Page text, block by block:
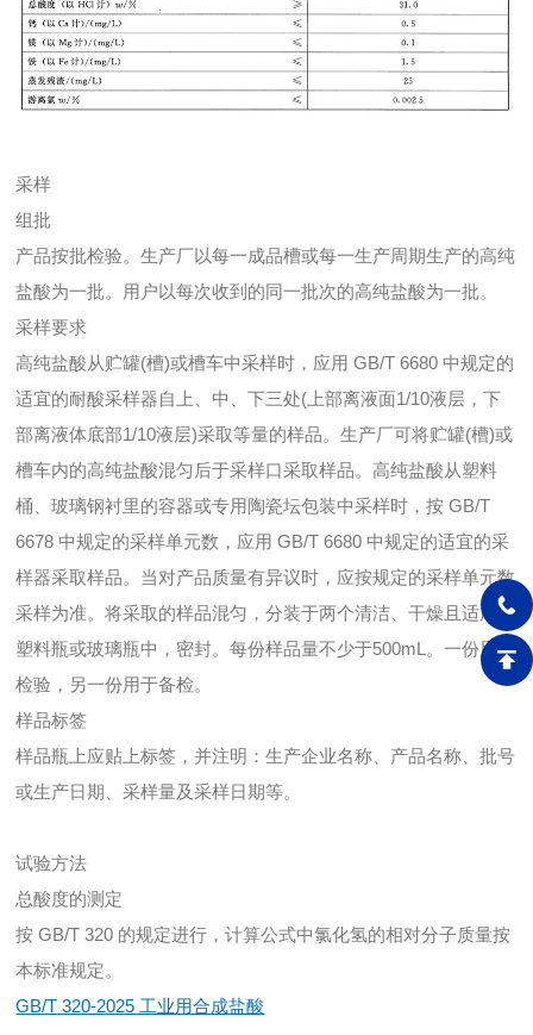
采样
组批
产品按批检验。生产厂以每一成品槽或每一生产周期生产的高纯
盐酸为一批。用户以每次收到的同一批次的高纯盐酸为一批。
采样要求
高纯盐酸从贮罐(槽)或槽车中采样时，应用 GB/T 6680 中规定的
适宜的耐酸采样器自上、中、下三处(上部离液面1/10液层，下
部离液体底部1/10液层)采取等量的样品。生产厂可将贮罐(槽)或
槽车内的高纯盐酸混匀后于采样口采取样品。高纯盐酸从塑料
桶、玻璃钢衬里的容器或专用陶瓷坛包装中采样时，按 GB/T
6678 中规定的采样单元数，应用 GB/T 6680 中规定的适宜的采
样器采取样品。当对产品质量有异议时，应按规定的采样单元数
采样为准。将采取的样品混匀，分装于两个清洁、干燥且适用的
塑料瓶或玻璃瓶中，密封。每份样品量不少于500mL。一份用于
检验，另一份用于备检。
样品标签
样品瓶上应贴上标签，并注明：生产企业名称、产品名称、批号
或生产日期、采样量及采样日期等。
试验方法
总酸度的测定
按 GB/T 320 的规定进行，计算公式中氯化氢的相对分子质量按
本标准规定。
GB/T 320-2025 工业用合成盐酸